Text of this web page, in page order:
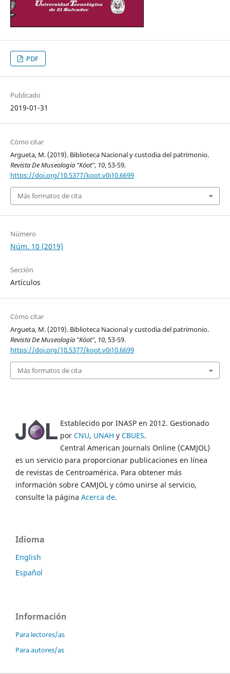
PDF
Publicado
2019-01-31
Cómo citar
Argueta, M. (2019). Biblioteca Nacional y custodia del patrimonio.
Revista De Museología "Kóot", 10, 53-59.
https://doi.org/10.5377/koot.v0i10.6699
Más formatos de cita
Número
Núm. 10 (2019)
Sección
Artículos
Cómo citar
Argueta, M. (2019). Biblioteca Nacional y custodia del patrimonio.
Revista De Museología "Kóot", 10, 53-59.
https://doi.org/10.5377/koot.v0i10.6699
Más formatos de cita
Establecido por INASP en 2012. Gestionado
por CNU, UNAH y CBUES.
Central American Journals Online (CAMJOL)
es un servicio para proporcionar publicaciones en línea
de revistas de Centroamérica. Para obtener más
información sobre CAMJOL y cómo unirse al servicio,
consulte la página Acerca de.
Idioma
English
Español
Información
Para lectores/as
Para autores/as